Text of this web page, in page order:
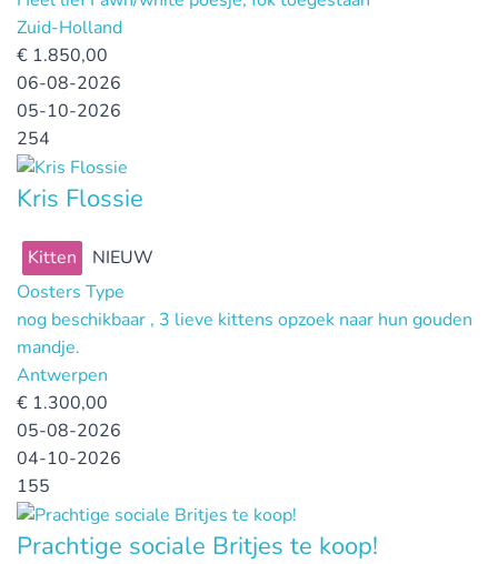
Zuid-Holland
€ 1.850,00
06-08-2026
05-10-2026
254
Kris Flossie
Kitten
NIEUW
Oosters Type
nog beschikbaar , 3 lieve kittens opzoek naar hun gouden
mandje.
Antwerpen
€ 1.300,00
05-08-2026
04-10-2026
155
Prachtige sociale Britjes te koop!